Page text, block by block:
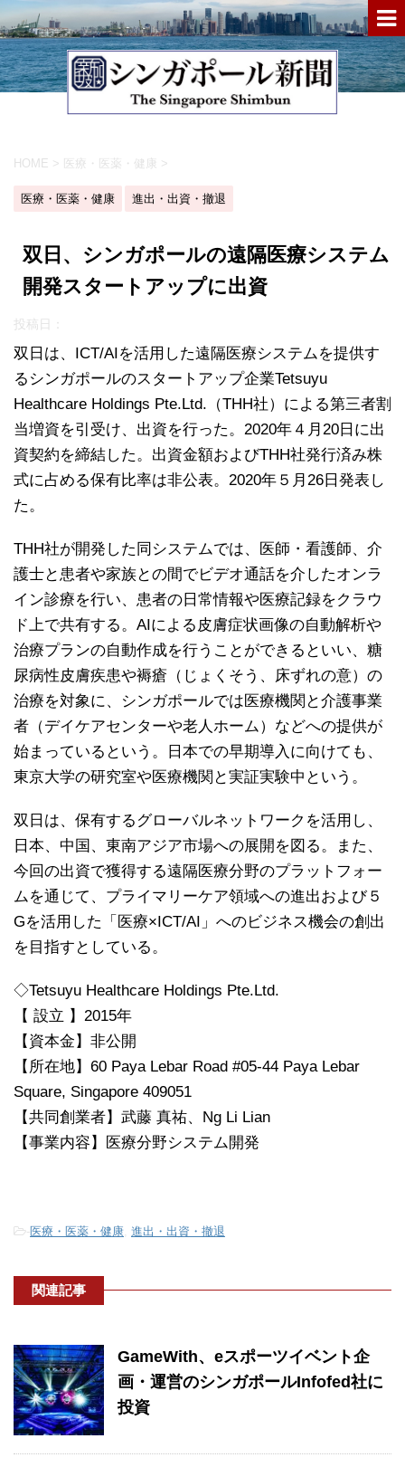
HOME > 医療・医薬・健康 >
医療・医薬・健康 進出・出資・撤退
双日、シンガポールの遠隔医療システム
開発スタートアップに出資
投稿日：
双日は、ICT/AIを活用した遠隔医療システムを提供す
るシンガポールのスタートアップ企業Tetsuyu
Healthcare Holdings Pte.Ltd.（THH社）による第三者割
当増資を引受け、出資を行った。2020年４月20日に出
資契約を締結した。出資金額およびTHH社発行済み株
式に占める保有比率は非公表。2020年５月26日発表し
た。
THH社が開発した同システムでは、医師・看護師、介
護士と患者や家族との間でビデオ通話を介したオンラ
イン診療を行い、患者の日常情報や医療記録をクラウ
ド上で共有する。AIによる皮膚症状画像の自動解析や
治療プランの自動作成を行うことができるといい、糖
尿病性皮膚疾患や褥瘡（じょくそう、床ずれの意）の
治療を対象に、シンガポールでは医療機関と介護事業
者（デイケアセンターや老人ホーム）などへの提供が
始まっているという。日本での早期導入に向けても、
東京大学の研究室や医療機関と実証実験中という。
双日は、保有するグローバルネットワークを活用し、
日本、中国、東南アジア市場への展開を図る。また、
今回の出資で獲得する遠隔医療分野のプラットフォー
ムを通じて、プライマリーケア領域への進出および５
Gを活用した「医療×ICT/AI」へのビジネス機会の創出
を目指すとしている。
◇Tetsuyu Healthcare Holdings Pte.Ltd.
【 設立 】2015年
【資本金】非公開
【所在地】60 Paya Lebar Road #05-44 Paya Lebar
Square, Singapore 409051
【共同創業者】武藤 真祐、Ng Li Lian
【事業内容】医療分野システム開発
- 医療・医薬・健康 進出・出資・撤退
関連記事
GameWith、eスポーツイベント企
画・運営のシンガポールInfofed社に
投資